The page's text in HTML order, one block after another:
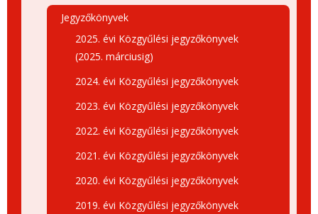
Jegyzőkönyvek
2025. évi Közgyűlési jegyzőkönyvek
(2025. márciusig)
2024. évi Közgyűlési jegyzőkönyvek
2023. évi Közgyűlési jegyzőkönyvek
2022. évi Közgyűlési jegyzőkönyvek
2021. évi Közgyűlési jegyzőkönyvek
2020. évi Közgyűlési jegyzőkönyvek
2019. évi Közgyűlési jegyzőkönyvek